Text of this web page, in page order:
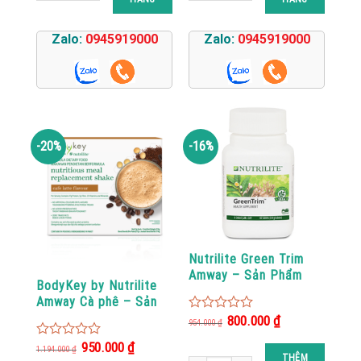
Zalo: 0945919000 Zalo: 0945919000
-20%
BodyKey by Nutrilite
Amway Cà phê – Sản
0
1.194.000₫ Giá
gốc
950.000₫Giá
hiện
-16%
Nutrilite Green Trim
Amway – Sản Phẩm
0
954.000₫ Giá
gốc
800.000₫Giá
hiện
THÊM